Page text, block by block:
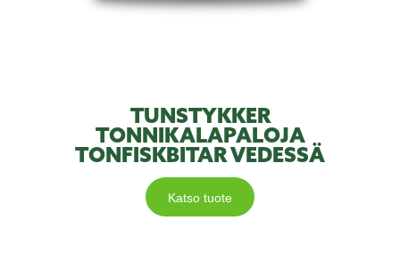
TUNSTYKKER
TONNIKALAPALOJA
TONFISKBITAR VEDESSÄ
Katso tuote